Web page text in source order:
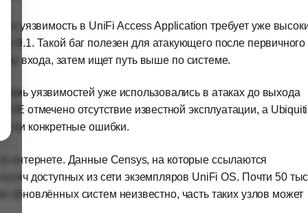
уязвимость в UniFi Access Application требует уже
9.1. Такой баг полезен для атакующего после первичного
входа, затем ищет путь выше по системе.
уязвимостей уже использовались в атаках до выхода
отмечено отсутствие известной эксплуатации, а Ubiquiti
эти конкретные ошибки.
в интернете. Данные Censys, на которые ссылаются
доступных из сети экземпляров UniFi OS. Почти 50
обновлённых систем неизвестно, часть таких узлов может